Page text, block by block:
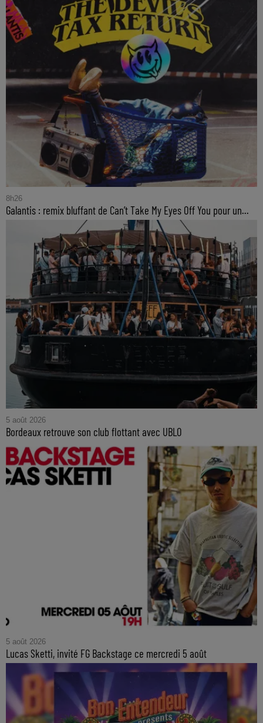
8h26
Galantis : remix bluffant de Can’t Take My Eyes Off You pour un...
5 août 2026
Bordeaux retrouve son club flottant avec UBLO
5 août 2026
Lucas Sketti, invité FG Backstage ce mercredi 5 août